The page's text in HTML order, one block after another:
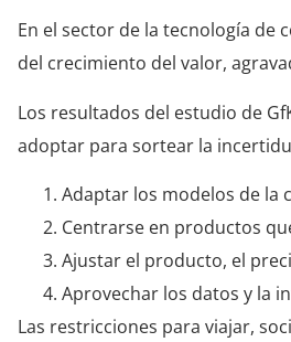
En el sector de la tecnología de
del crecimiento del valor,
Los resultados del estudio de
adoptar para sortear la
Adaptar los modelos de la
Centrarse en productos
Ajustar el producto, el
Aprovechar los datos y la
Las restricciones para viajar,